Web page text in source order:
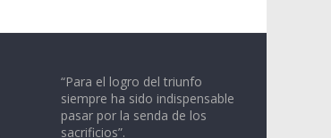
“Para el logro del triunfo
siempre ha sido indispensable
pasar por la senda de los
sacrificios”.